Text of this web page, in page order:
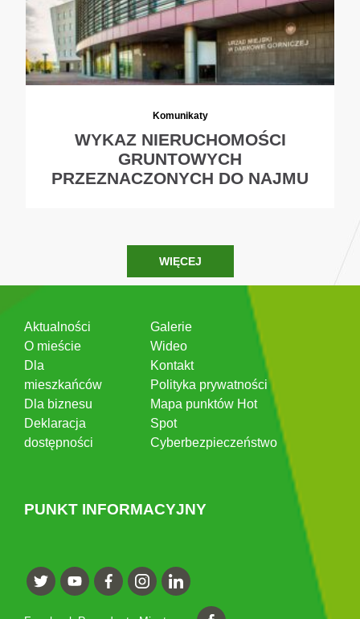
Komunikaty
WYKAZ NIERUCHOMOŚCI
GRUNTOWYCH
PRZEZNACZONYCH DO NAJMU
WIĘCEJ
Aktualności
O mieście
Dla
mieszkańców
Dla biznesu
Deklaracja
dostępności
Galerie
Wideo
Kontakt
Polityka prywatności
Mapa punktów Hot
Spot
Cyberbezpieczeństwo
PUNKT INFORMACYJNY